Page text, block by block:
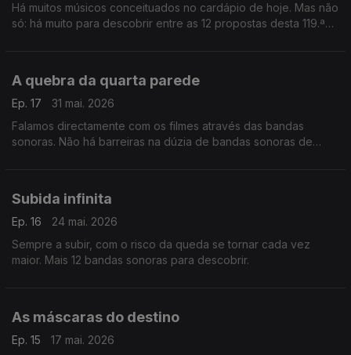
Há muitos músicos conceituados no cardápio de hoje. Mas não
só: há muito para descobrir entre as 12 propostas desta 119.ª
A quebra da quarta parede
Ep. 17
31 mai. 2026
Falamos directamente com os filmes através das bandas
sonoras. Não há barreiras na dúzia de bandas sonoras de
Subida infinita
Ep. 16
24 mai. 2026
Sempre a subir, com o risco da queda se tornar cada vez
maior. Mais 12 bandas sonoras para descobrir.
As máscaras do destino
Ep. 15
17 mai. 2026